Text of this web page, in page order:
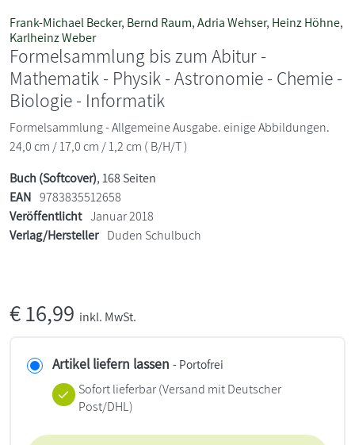
Frank-Michael Becker, Bernd Raum,Adria Wehser, Heinz Höhne,
Karlheinz Weber
Formelsammlung bis zum Abitur -
Mathematik - Physik - Astronomie - Chemie -
Biologie - Informatik
Formelsammlung - Allgemeine Ausgabe. einige Abbildungen.
24,0 cm / 17,0 cm / 1,2 cm ( B/H/T )
Buch (Softcover), 168 Seiten
EAN 9783835512658
Veröffentlicht Januar 2018
Verlag/Hersteller Duden Schulbuch
€16,99 inkl. MwSt.
Artikel liefern lassen - Portofrei
Sofort lieferbar(Versand mit Deutscher
Post/DHL)